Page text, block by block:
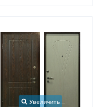
Увеличить